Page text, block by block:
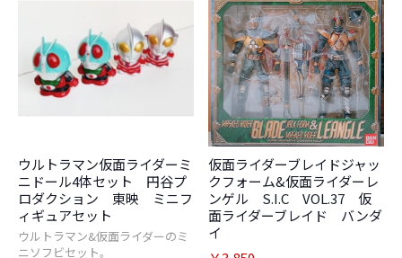
ウルトラマン仮面ライダーミ
ニドール4体セット 円谷プ
ロダクション 東映 ミニフ
ィギュアセット
ウルトラマン&仮面ライダーのミ
ニソフビセット。
仮面ライダーブレイドジャッ
クフォーム&仮面ライダーレ
ンゲル S.I.C VOL.37 仮
面ライダーブレイド バンダ
イ